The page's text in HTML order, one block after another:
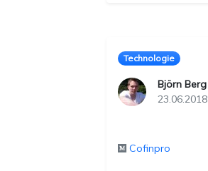
Technologie
Björn Berg
23.06.2018
Cofinpro